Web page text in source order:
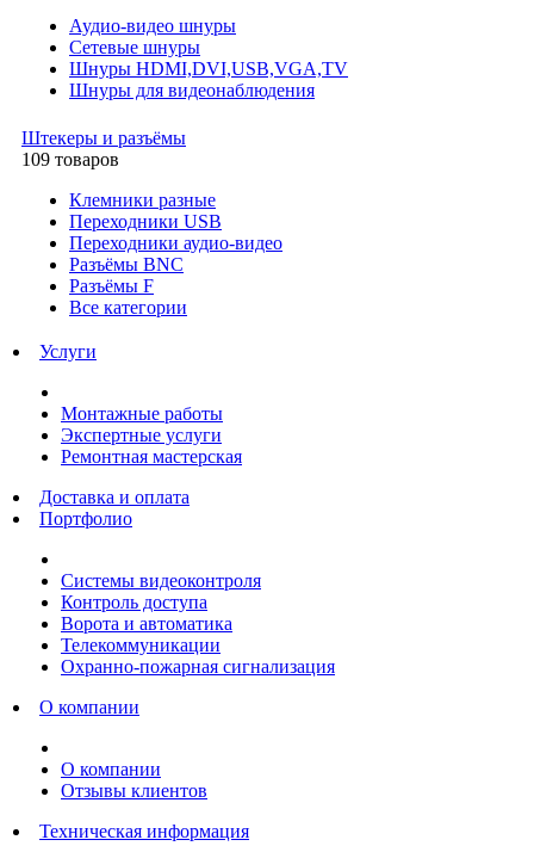
Аудио-видео шнуры
Сетевые шнуры
Шнуры HDMI,DVI,USB,VGA,TV
Шнуры для видеонаблюдения
Штекеры и разъёмы
109 товаров
Клемники разные
Переходники USB
Переходники аудио-видео
Разъёмы BNC
Разъёмы F
Все категории
Услуги
Монтажные работы
Экспертные услуги
Ремонтная мастерская
Доставка и оплата
Портфолио
Системы видеоконтроля
Контроль доступа
Ворота и автоматика
Телекоммуникации
Охранно-пожарная сигнализация
О компании
О компании
Отзывы клиентов
Техническая информация